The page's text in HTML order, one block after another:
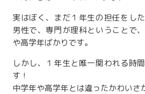
実はぼく、まだ１年生の担任をし
男性で、専門が理科ということで
や高学年ばかりです。
しかし、１年生と唯一関われる時
す！
中学年や高学年とは違ったかわいさ